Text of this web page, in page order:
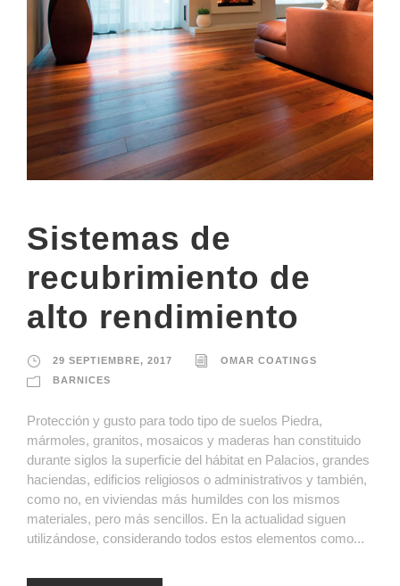
Sistemas de
recubrimiento de
alto rendimiento
29 SEPTIEMBRE, 2017
OMAR COATINGS
BARNICES
Protección y gusto para todo tipo de suelos Piedra,
mármoles, granitos, mosaicos y maderas han constituido
durante siglos la superficie del hábitat en Palacios, grandes
haciendas, edificios religiosos o administrativos y también,
como no, en viviendas más humildes con los mismos
materiales, pero más sencillos. En la actualidad siguen
utilizándose, considerando todos estos elementos como...